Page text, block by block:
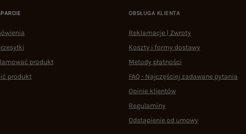
produkt
produkt
OBSŁUGA KLIENTA
Reklamacje | Zwroty
Koszty i formy dostawy
Metody płatności
FAQ - Najczęściej zadawane pytania
Opinie klientów
Regulaminy
Odstąpienie od umowy